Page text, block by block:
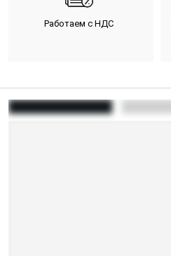
Работаем с НДС